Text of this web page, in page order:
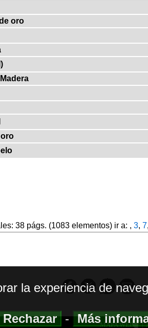
oro
oro
38 págs. (1083 elementos) ir a: , 3, 7,
MAPA WEB|
la experiencia de
Rechazar-Más